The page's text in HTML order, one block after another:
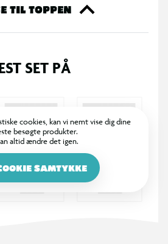
TIL TOPPEN
SET PÅ
cookies, kan vi nemt vise dig dine
besøgte produkter.
altid ændre det igen.
SAMTYKKE